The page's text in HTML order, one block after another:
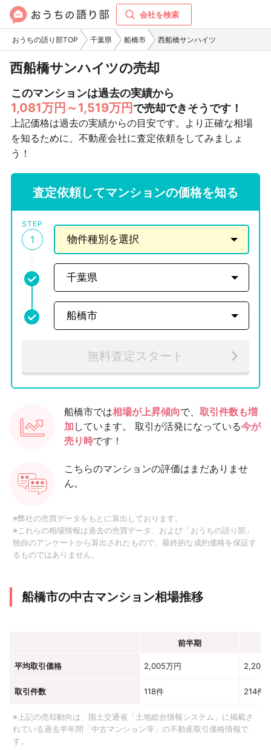
会社を検索
おうちの語り部TOP 千葉県 船橋市 西船橋サンハイツ
西船橋サンハイツの売却
このマンションは過去の実績から
1,081万円～1,519万円で売却できそうです！
上記価格は過去の実績からの目安です。より正確な相場
を知るために、不動産会社に査定依頼をしてみましょ
う！
査定依頼してマンションの価格を知る
STEP
1
無料査定スタート
船橋市では相場が上昇傾向で、 取引件数も増
加 しています。 取引が活発になっている今が
売り時です！
こちらのマンションの評価はまだありませ
ん。
※弊社の売買データをもとに算出しております。
※これらの相場情報は過去の売買データ、および「おうちの語り部」
独自のアンケートから算出されたもので、最終的な成約価格を保証す
るものではありません。
船橋市の中古マンション相場推移
前半期
平均取引価格 2,005万円 2,204
取引件数 118件 214件
※上記の売却動向は、国土交通省「土地総合情報システム」に掲載さ
れている過去半年間「中古マンション等」の不動産取引価格情報で
す。